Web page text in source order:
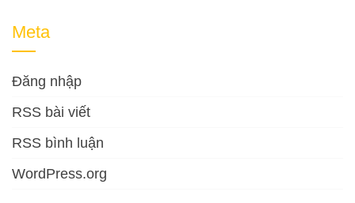
Meta
Đăng nhập
RSS bài viết
RSS bình luận
WordPress.org